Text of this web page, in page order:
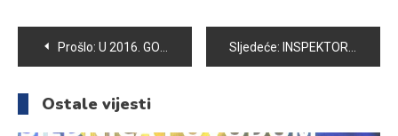
Navigacija
članaka
Prošlo: U 2016. GODINI VOGOŠĆANSKI VATROGASCI OBAVILI 97 INTERVENCIJA Sljedeće: INSPEKTORI ISKLJUČILI IZ SAOBRAĆAJA “GRAS”-OVE AUTOBUSKE LINIJE SUTJESKA-VOGOŠĆA I SUTJESKA-ILIJAŠ-LJEŠEVO; IZ “GRAS”-A NE PRIHVATAJU ODLUKU I NASTAVLJAJU DA VOZE I DALJE
Ostale vijesti